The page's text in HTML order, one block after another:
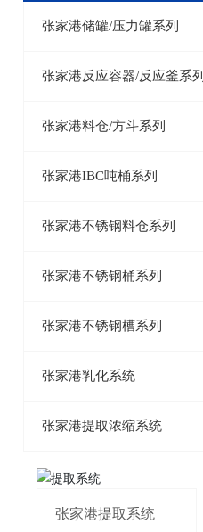
张家港储罐/压力罐系列
张家港反应容器/反应釜系列
张家港料仓/方斗系列
张家港IBC吨桶系列
张家港不锈钢料仓系列
张家港不锈钢桶系列
张家港不锈钢槽系列
张家港乳化系统
张家港提取浓缩系统
张家港提取系统